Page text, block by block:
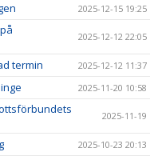
2025-12-15 19:25
2025-12-12 22:05
termin 2025-12-12 11:37
2025-11-20 10:58
2025-11-19
2025-10-23 20:13